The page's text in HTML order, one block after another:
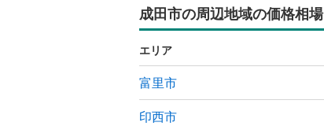
成田市の周辺地域の価格相場
エリア
富里市
印西市